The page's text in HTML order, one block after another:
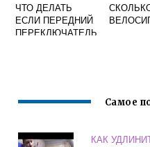
ЧТО ДЕЛАТЬ
ЕСЛИ ПЕРЕДНИЙ
ПЕРЕКЛЮЧАТЕЛЬ
Самое
КАК